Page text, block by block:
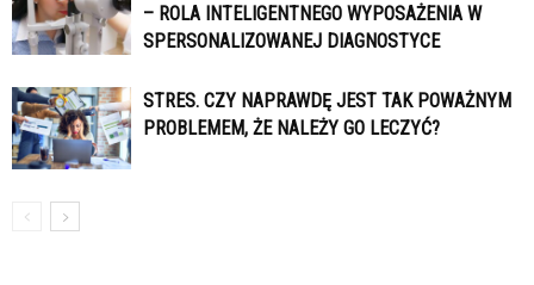
– ROLA INTELIGENTNEGO WYPOSAŻENIA W
SPERSONALIZOWANEJ DIAGNOSTYCE
STRES. CZY NAPRAWDĘ JEST TAK POWAŻNYM
PROBLEMEM, ŻE NALEŻY GO LECZYĆ?